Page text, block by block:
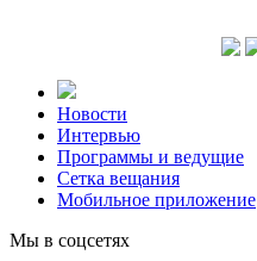
Новости
Интервью
Программы и ведущие
Сетка вещания
Мобильное приложение
Мы в соцсетях